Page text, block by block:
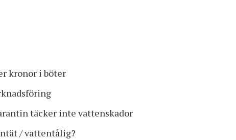
kronor i böter
täcker inte vattenskador
/ vattentålig?